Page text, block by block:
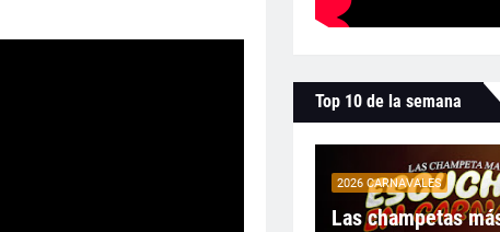
Top 10 de la semana
2026 CARNAVALES
Las champetas